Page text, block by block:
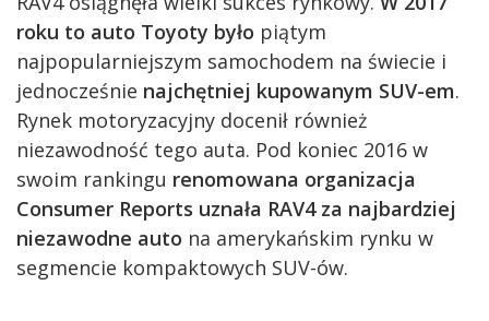
roku to auto Toyoty było piątym
najpopularniejszym samochodem na świecie i
jednocześnie najchętniej kupowanym SUV-em.
Rynek motoryzacyjny docenił również
niezawodność tego auta. Pod koniec 2016 w
swoim rankingu renomowana organizacja
Consumer Reports uznała RAV4 za najbardziej
niezawodne auto na amerykańskim rynku w
segmencie kompaktowych SUV-ów.